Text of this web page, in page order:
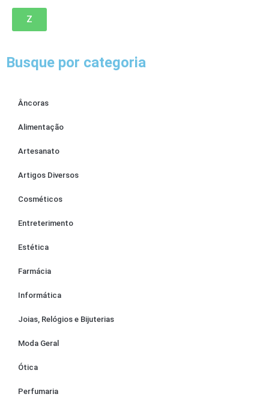
Z
Busque por categoria
Âncoras
Alimentação
Artesanato
Artigos Diversos
Cosméticos
Entreterimento
Estética
Farmácia
Informática
Joias, Relógios e Bijuterias
Moda Geral
Ótica
Perfumaria